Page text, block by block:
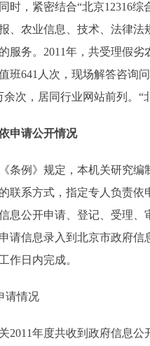
时，紧密结合“北京12316
、农业信息、技术、法律
服务。2011年，共受理假劣
班641人次，现场解答咨询
余次，居同行业网站前列。“
请公开情况
例》规定，本机关研究编制
联系方式，指定专人负责
息公开申请、登记、受理
请信息录入到北京市政府
作日内完成。
情况
年度共收到政府信息公开